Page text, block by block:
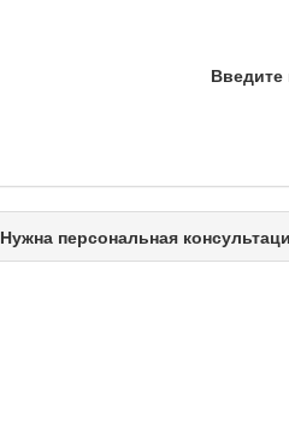
Актуальный
Введите
Нужна персональная